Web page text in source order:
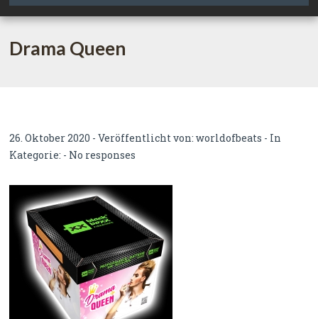
Drama Queen
26. Oktober 2020 - Veröffentlicht von:worldofbeats - In
Kategorie: - No responses